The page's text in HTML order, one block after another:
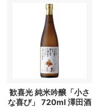
歓喜光 純米吟醸「小さ
な喜び」 720ml 澤田酒